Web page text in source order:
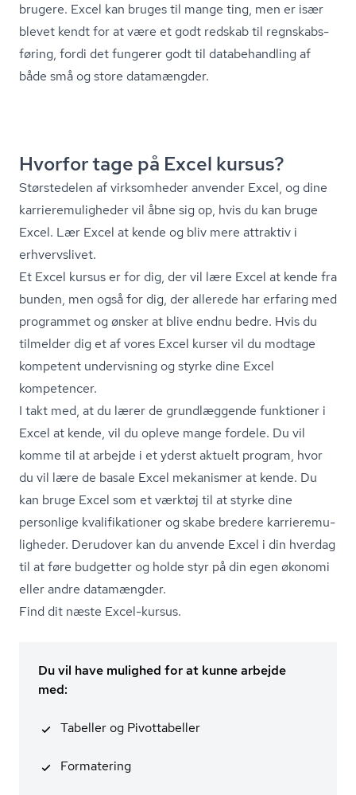
brugere. Excel kan bruges til mange ting, men er især
blevet kendt for at være et godt redskab til regn­skabs­
fø­ring, fordi det fungerer godt til databehandling af
både små og store datamængder.
Hvorfor tage på Excel kursus?
Størstedelen af virksomheder anvender Excel, og dine
kar­ri­e­re­mu­lig­he­der vil åbne sig op, hvis du kan bruge
Excel. Lær Excel at kende og bliv mere attraktiv i
erhvervslivet.
Et Excel kursus er for dig, der vil lære Excel at kende fra
bunden, men også for dig, der allerede har erfaring med
programmet og ønsker at blive endnu bedre. Hvis du
tilmelder dig et af vores Excel kurser vil du modtage
kompetent undervisning og styrke dine Excel
kompetencer.
I takt med, at du lærer de grundlæggende funktioner i
Excel at kende, vil du opleve mange fordele. Du vil
komme til at arbejde i et yderst aktuelt program, hvor
du vil lære de basale Excel mekanismer at kende. Du
kan bruge Excel som et værktøj til at styrke dine
personlige kva­li­fi­ka­tio­ner og skabe bredere kar­ri­e­re­mu­
lig­he­der. Derudover kan du anvende Excel i din hverdag
til at føre budgetter og holde styr på din egen økonomi
eller andre datamængder.
Find dit næste Excel-kursus.
Du vil have mulighed for at kunne arbejde
med:
Tabeller og Pivottabeller
Formatering